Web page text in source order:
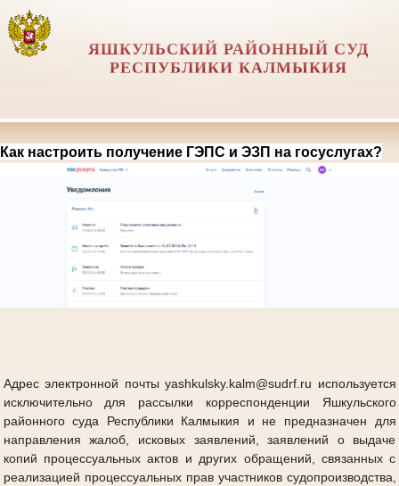
ЯШКУЛЬСКИЙ РАЙОННЫЙ СУД
РЕСПУБЛИКИ КАЛМЫКИЯ
Как настроить получение ГЭПС и ЭЗП на госуслугах?
Адрес электронной почты yashkulsky.kalm@sudrf.ru используется
исключительно для рассылки корреспонденции Яшкульского
районного суда Республики Калмыкия и не предназначен для
направления жалоб, исковых заявлений, заявлений о выдаче
копий процессуальных актов и других обращений, связанных с
реализацией процессуальных прав участников судопроизводства,